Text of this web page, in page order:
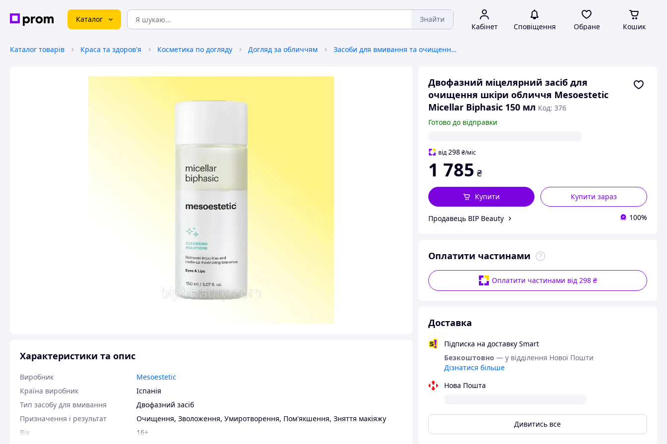
Каталог Знайти
Кабінет Сповіщення Обране Кошик
Каталог товарів Краса та здоров'я Косметика по догляду Догляд за обличчям Засоби для вмивання та очищення обличчя
Двофазний міцелярний засіб для
очищення шкіри обличчя Mesoestetic
Micellar Biphasic 150 мл Код: 376
Готово до відправки
від298 ₴/міс
1 785 ₴
Купити зараз
Купити
Продавець BIP Beauty 100%
Оплатити частинами
Оплатити частинами від 298 ₴
Доставка
Підписка на доставку Smart
Безкоштовно — у відділення Нової Пошти
Дізнатися більше
Нова Пошта
Дивитись все
Характеристики та опис
Виробник
Mesoestetic
Країна виробник
Іспанія
Тип засобу для вмивання
Двофазний засіб
Призначення і результат
Очищення, Зволоження, Умиротворення, Пом'якшення, Зняття макіяжу
Вік
16+